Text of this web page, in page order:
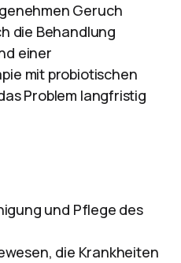
Geruch
die Behandlung
einer
mit probiotischen
Problem langfristig
und Pflege des
die Krankheiten